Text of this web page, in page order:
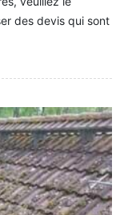
des devis qui sont